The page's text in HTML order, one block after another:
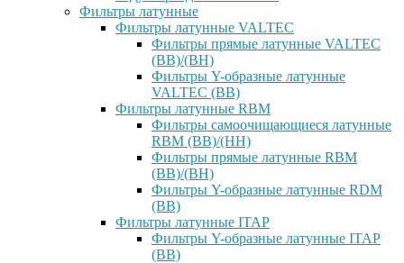
Фильтры латунные
Фильтры латунные VALTEC
Фильтры прямые латунные VALTEC
(ВВ)/(ВН)
Фильтры Y-образные латунные
VALTEC (ВВ)
Фильтры латунные RBM
Фильтры самоочищающиеся латунные
RBM (ВВ)/(НН)
Фильтры прямые латунные RBM
(ВВ)/(ВН)
Фильтры Y-образные латунные RDM
(ВВ)
Фильтры латунные ITAP
Фильтры Y-образные латунные ITAP
(ВВ)